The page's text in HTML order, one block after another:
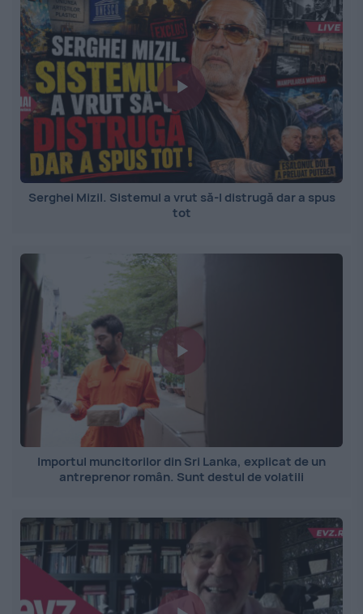
Serghei Mizil. Sistemul a vrut să-l distrugă dar a spus
tot
Importul muncitorilor din Sri Lanka, explicat de un
antreprenor român. Sunt destul de volatili